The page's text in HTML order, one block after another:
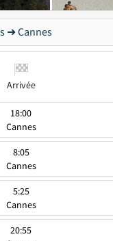
➜ Cannes
Arrivée
18:00
Cannes
8:05
Cannes
5:25
Cannes
20:55